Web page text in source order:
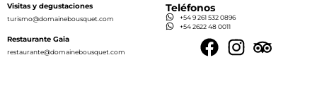
Visitas y degustaciones
turismo@domainebousquet.com
Restaurante Gaia
restaurante@domainebousquet.com
Teléfonos
+54 9 261 532 0896
+54 2622 48 0011